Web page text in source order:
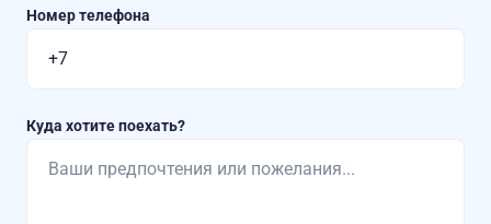
Номер телефона
Куда хотите поехать?